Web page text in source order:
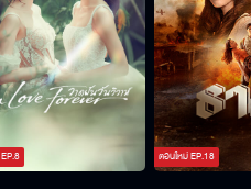
EP.8 ตอนใหม่EP.18